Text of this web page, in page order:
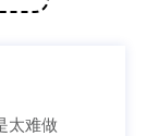
太难做